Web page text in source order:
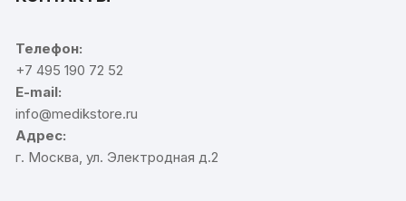
Телефон:
+7 495 190 72 52
E-mail:
info@medikstore.ru
Адрес:
г. Москва, ул. Электродная д.2